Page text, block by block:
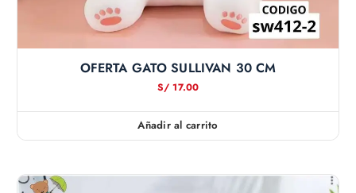
OFERTA GATO SULLIVAN 30 CM
S/ 17.00
Añadir al carrito